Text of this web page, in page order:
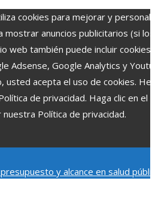
cookies para mejorar y
mostrar anuncios publicitarios (si los
web también puede incluir cookies
Adsense, Google Analytics y
usted acepta el uso de cookies.
de privacidad. Haga clic en el
Política de privacidad.
y alcance en salud
y social de la estacionalidad